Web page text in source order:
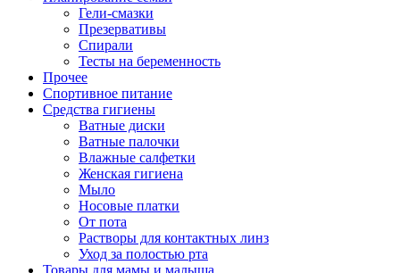
Гели-смазки
Презервативы
Спирали
Тесты на беременность
Прочее
Спортивное питание
Средства гигиены
Ватные диски
Ватные палочки
Влажные салфетки
Женская гигиена
Мыло
Носовые платки
От пота
Растворы для контактных линз
Уход за полостью рта
Товары для мамы и малыша